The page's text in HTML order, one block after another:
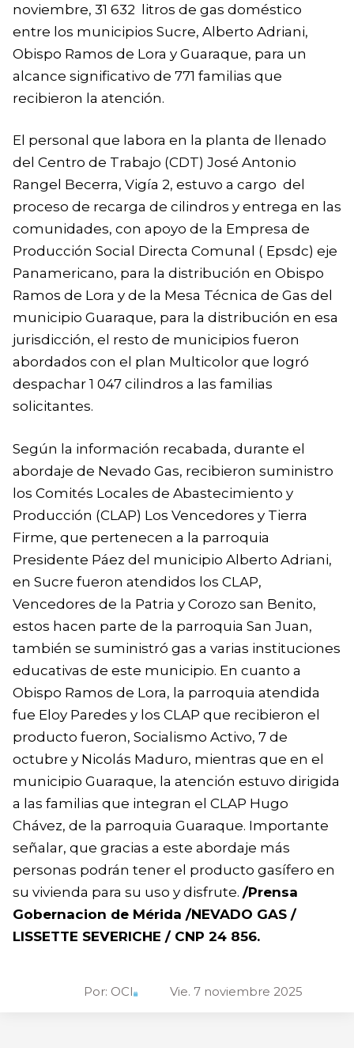
noviembre, 31 632 litros de gas doméstico
entre los municipios Sucre, Alberto Adriani,
Obispo Ramos de Lora y Guaraque, para un
alcance significativo de 771 familias que
recibieron la atención.
El personal que labora en la planta de llenado
del Centro de Trabajo (CDT) José Antonio
Rangel Becerra, Vigía 2, estuvo a cargo del
proceso de recarga de cilindros y entrega en las
comunidades, con apoyo de la Empresa de
Producción Social Directa Comunal ( Epsdc) eje
Panamericano, para la distribución en Obispo
Ramos de Lora y de la Mesa Técnica de Gas del
municipio Guaraque, para la distribución en esa
jurisdicción, el resto de municipios fueron
abordados con el plan Multicolor que logró
despachar 1 047 cilindros a las familias
solicitantes.
Según la información recabada, durante el
abordaje de Nevado Gas, recibieron suministro
los Comités Locales de Abastecimiento y
Producción (CLAP) Los Vencedores y Tierra
Firme, que pertenecen a la parroquia
Presidente Páez del municipio Alberto Adriani,
en Sucre fueron atendidos los CLAP,
Vencedores de la Patria y Corozo san Benito,
estos hacen parte de la parroquia San Juan,
también se suministró gas a varias instituciones
educativas de este municipio. En cuanto a
Obispo Ramos de Lora, la parroquia atendida
fue Eloy Paredes y los CLAP que recibieron el
producto fueron, Socialismo Activo, 7 de
octubre y Nicolás Maduro, mientras que en el
municipio Guaraque, la atención estuvo dirigida
a las familias que integran el CLAP Hugo
Chávez, de la parroquia Guaraque. Importante
señalar, que gracias a este abordaje más
personas podrán tener el producto gasífero en
su vivienda para su uso y disfrute. /Prensa
Gobernacion de Mérida /NEVADO GAS /
LISSETTE SEVERICHE / CNP 24 856.
Por: OCI Vie. 7 noviembre 2025